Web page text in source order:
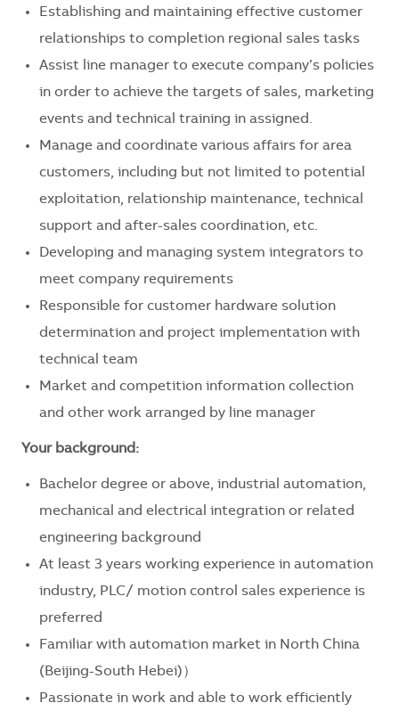
Establishing and maintaining effective customer
relationships to completion regional sales tasks
Assist line manager to execute company’s policies
in order to achieve the targets of sales, marketing
events and technical training in assigned.
Manage and coordinate various affairs for area
customers, including but not limited to potential
exploitation, relationship maintenance, technical
support and after-sales coordination, etc.
Developing and managing system integrators to
meet company requirements
Responsible for customer hardware solution
determination and project implementation with
technical team
Market and competition information collection
and other work arranged by line manager
Your background:
Bachelor degree or above, industrial automation,
mechanical and electrical integration or related
engineering background
At least 3 years working experience in automation
industry, PLC/ motion control sales experience is
preferred
Familiar with automation market in North China
(Beijing-South Hebei)）
Passionate in work and able to work efficiently